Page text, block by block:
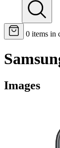
0 items in
Images